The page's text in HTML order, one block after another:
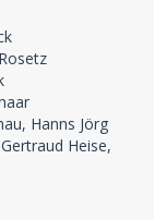
Hanns Jörg
Heise,